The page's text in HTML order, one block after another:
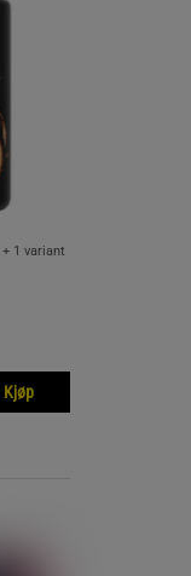
+ 1 variant
Kjøp